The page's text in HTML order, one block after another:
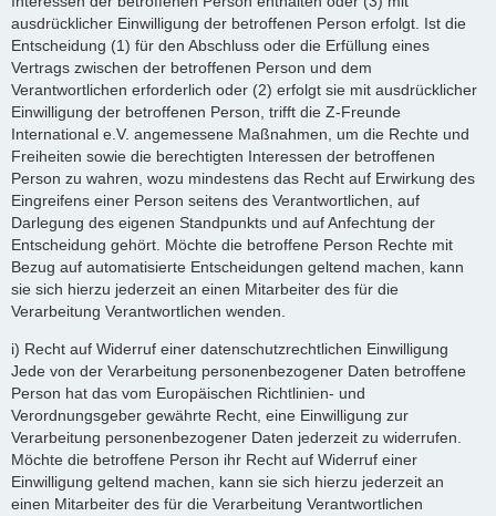
ausdrücklicher Einwilligung der betroffenen Person erfolgt. Ist die
Entscheidung (1) für den Abschluss oder die Erfüllung eines
Vertrags zwischen der betroffenen Person und dem
Verantwortlichen erforderlich oder (2) erfolgt sie mit ausdrücklicher
Einwilligung der betroffenen Person, trifft die Z-Freunde
International e.V. angemessene Maßnahmen, um die Rechte und
Freiheiten sowie die berechtigten Interessen der betroffenen
Person zu wahren, wozu mindestens das Recht auf Erwirkung des
Eingreifens einer Person seitens des Verantwortlichen, auf
Darlegung des eigenen Standpunkts und auf Anfechtung der
Entscheidung gehört. Möchte die betroffene Person Rechte mit
Bezug auf automatisierte Entscheidungen geltend machen, kann
sie sich hierzu jederzeit an einen Mitarbeiter des für die
Verarbeitung Verantwortlichen wenden.
i) Recht auf Widerruf einer datenschutzrechtlichen Einwilligung
Jede von der Verarbeitung personenbezogener Daten betroffene
Person hat das vom Europäischen Richtlinien- und
Verordnungsgeber gewährte Recht, eine Einwilligung zur
Verarbeitung personenbezogener Daten jederzeit zu widerrufen.
Möchte die betroffene Person ihr Recht auf Widerruf einer
Einwilligung geltend machen, kann sie sich hierzu jederzeit an
einen Mitarbeiter des für die Verarbeitung Verantwortlichen